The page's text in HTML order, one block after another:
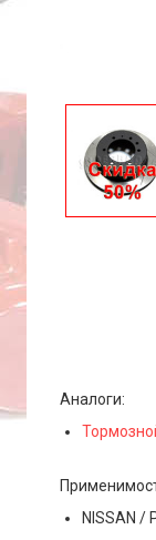
Аналоги:
NISSAN /